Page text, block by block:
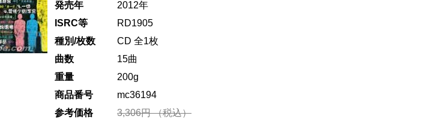
発売年
2012年
ISRC等
RD1905
種別/枚数
CD 全1枚
曲数
15曲
重量
200g
商品番号
mc36194
参考価格
3,306円 （税込）